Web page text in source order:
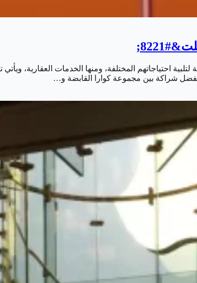
شراكة بين مجموعة كوارا القابضة و…